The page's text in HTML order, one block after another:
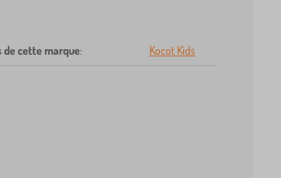
de cette marque: Kocot Kids